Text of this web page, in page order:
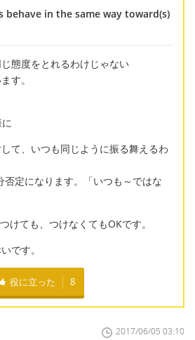
behave in the same way toward(s)
態度をとれるわけじゃない
す。
て、いつも同じように振る舞えるわ
否定になります。「いつも～ではな
けても、つけなくてもOKです。
です。
役に立った 8
2017/06/05 03:10